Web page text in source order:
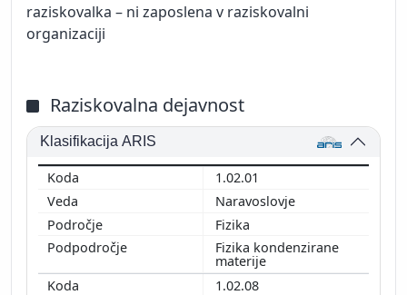
raziskovalka – ni zaposlena v raziskovalni
organizaciji
Raziskovalna dejavnost
Klasifikacija ARIS
1.02.01
Naravoslovje
Fizika
Fizika kondenzirane
materije
1.02.08